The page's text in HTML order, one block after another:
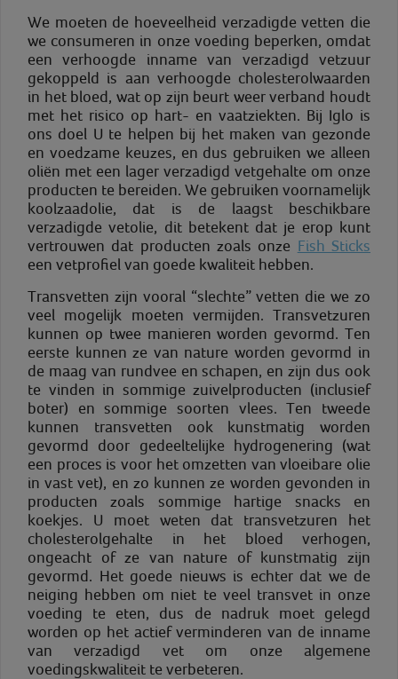
We moeten de hoeveelheid verzadigde vetten die
we consumeren in onze voeding beperken, omdat
een verhoogde inname van verzadigd vetzuur
gekoppeld is aan verhoogde cholesterolwaarden
in het bloed, wat op zijn beurt weer verband houdt
met het risico op hart- en vaatziekten. Bij Iglo is
ons doel U te helpen bij het maken van gezonde
en voedzame keuzes, en dus gebruiken we alleen
oliën met een lager verzadigd vetgehalte om onze
producten te bereiden. We gebruiken voornamelijk
koolzaadolie, dat is de laagst beschikbare
verzadigde vetolie, dit betekent dat je erop kunt
vertrouwen dat producten zoals onze Fish Sticks
een vetprofiel van goede kwaliteit hebben.
Transvetten zijn vooral “slechte” vetten die we zo
veel mogelijk moeten vermijden. Transvetzuren
kunnen op twee manieren worden gevormd. Ten
eerste kunnen ze van nature worden gevormd in
de maag van rundvee en schapen, en zijn dus ook
te vinden in sommige zuivelproducten (inclusief
boter) en sommige soorten vlees. Ten tweede
kunnen transvetten ook kunstmatig worden
gevormd door gedeeltelijke hydrogenering (wat
een proces is voor het omzetten van vloeibare olie
in vast vet), en zo kunnen ze worden gevonden in
producten zoals sommige hartige snacks en
koekjes. U moet weten dat transvetzuren het
cholesterolgehalte in het bloed verhogen,
ongeacht of ze van nature of kunstmatig zijn
gevormd. Het goede nieuws is echter dat we de
neiging hebben om niet te veel transvet in onze
voeding te eten, dus de nadruk moet gelegd
worden op het actief verminderen van de inname
van verzadigd vet om onze algemene
voedingskwaliteit te verbeteren.